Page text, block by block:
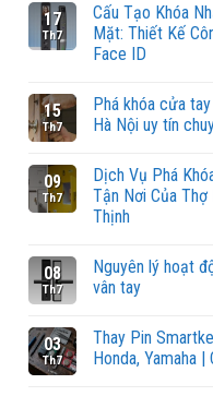
17
Th7
Cấu Tạo Khóa
Mặt: Thiết Kế
Face ID
15
Th7
Phá khóa cửa
Hà Nội uy tín
09
Th7
Dịch Vụ Phá
Tận Nơi Của Thợ
Thịnh
08
Th7
Nguyên lý hoạt
vân tay
03
Th7
Thay Pin
Honda, Yamaha |